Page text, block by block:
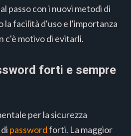
passo con i nuovi metodi di
la facilità d'uso e l'importanza
c'è motivo di evitarli.
forti e sempre
per la sicurezza
passwordforti. La maggior